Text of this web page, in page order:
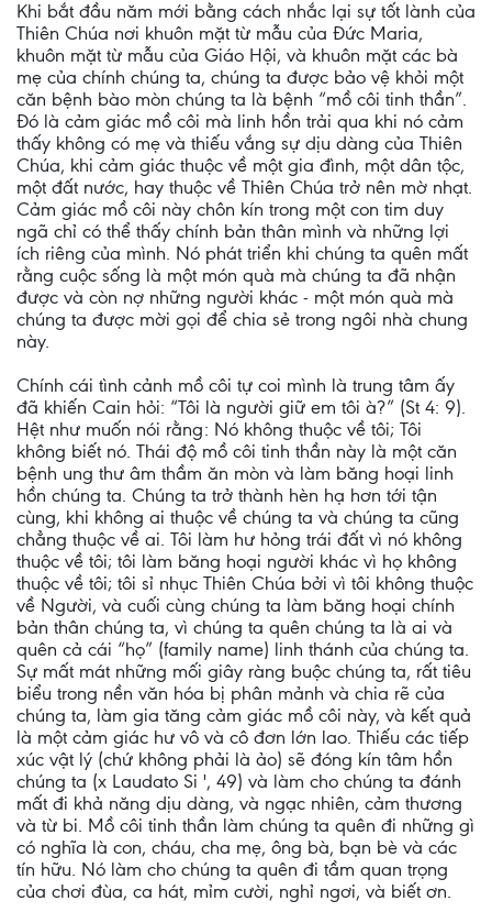
Khi bắt đầu năm mới bằng cách nhắc lại sự tốt lành của
Thiên Chúa nơi khuôn mặt từ mẫu của Đức Maria,
khuôn mặt từ mẫu của Giáo Hội, và khuôn mặt các bà
mẹ của chính chúng ta, chúng ta được bảo vệ khỏi một
căn bệnh bào mòn chúng ta là bệnh “mồ côi tinh thần”.
Đó là cảm giác mồ côi mà linh hồn trải qua khi nó cảm
thấy không có mẹ và thiếu vắng sự dịu dàng của Thiên
Chúa, khi cảm giác thuộc về một gia đình, một dân tộc,
một đất nước, hay thuộc về Thiên Chúa trở nên mờ nhạt.
Cảm giác mồ côi này chôn kín trong một con tim duy
ngã chỉ có thể thấy chính bản thân mình và những lợi
ích riêng của mình. Nó phát triển khi chúng ta quên mất
rằng cuộc sống là một món quà mà chúng ta đã nhận
được và còn nợ những người khác - một món quà mà
chúng ta được mời gọi để chia sẻ trong ngôi nhà chung
này.
Chính cái tình cảnh mồ côi tự coi mình là trung tâm ấy
đã khiến Cain hỏi: “Tôi là người giữ em tôi à?” (St 4: 9).
Hệt như muốn nói rằng: Nó không thuộc về tôi; Tôi
không biết nó. Thái độ mồ côi tinh thần này là một căn
bệnh ung thư âm thầm ăn mòn và làm băng hoại linh
hồn chúng ta. Chúng ta trở thành hèn hạ hơn tới tận
cùng, khi không ai thuộc về chúng ta và chúng ta cũng
chẳng thuộc về ai. Tôi làm hư hỏng trái đất vì nó không
thuộc về tôi; tôi làm băng hoại người khác vì họ không
thuộc về tôi; tôi sỉ nhục Thiên Chúa bởi vì tôi không thuộc
về Người, và cuối cùng chúng ta làm băng hoại chính
bản thân chúng ta, vì chúng ta quên chúng ta là ai và
quên cả cái “họ” (family name) linh thánh của chúng ta.
Sự mất mát những mối giây ràng buộc chúng ta, rất tiêu
biểu trong nền văn hóa bị phân mảnh và chia rẽ của
chúng ta, làm gia tăng cảm giác mồ côi này, và kết quả
là một cảm giác hư vô và cô đơn lớn lao. Thiếu các tiếp
xúc vật lý (chứ không phải là ảo) sẽ đóng kín tâm hồn
chúng ta (x Laudato Si ', 49) và làm cho chúng ta đánh
mất đi khả năng dịu dàng, và ngạc nhiên, cảm thương
và từ bi. Mồ côi tinh thần làm chúng ta quên đi những gì
có nghĩa là con, cháu, cha mẹ, ông bà, bạn bè và các
tín hữu. Nó làm cho chúng ta quên đi tầm quan trọng
của chơi đùa, ca hát, mỉm cười, nghỉ ngơi, và biết ơn.